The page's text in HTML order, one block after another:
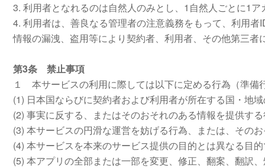
3. 利用者となれるのは自然人のみとし、1自然人ごとに1
4. 利用者は、善良なる管理者の注意義務をもって、利用
情報の漏洩、盗用等により契約者、利用者、その他第三
第3条 禁止事項
１ 本サービスの利用に際しては以下に定める行為（準備
(1) 日本国ならびに契約者および利用者が所在する国・地
(2) 事実に反する、またはそのおそれのある情報を提供す
(3) 本サービスの円滑な運営を妨げる行為、または、その
(4) 本サービスを本来のサービス提供の目的とは異なる目
(5) 本アプリの全部または一部を変更、修正、翻案、翻訳